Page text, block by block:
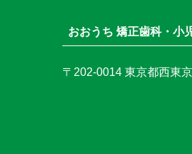
おおうち 矯正歯科・小
〒202-0014 東京都西東